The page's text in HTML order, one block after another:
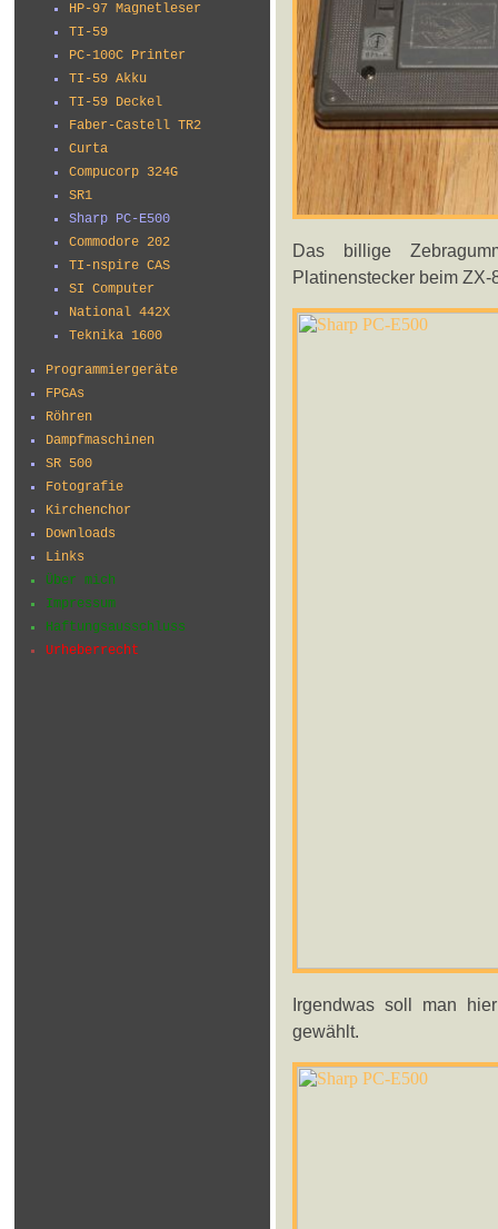
HP-97 Magnetleser
TI-59
PC-100C Printer
TI-59 Akku
TI-59 Deckel
Faber-Castell TR2
Curta
Compucorp 324G
SR1
Sharp PC-E500
Commodore 202
TI-nspire CAS
SI Computer
National 442X
Teknika 1600
Programmiergeräte
FPGAs
Röhren
Dampfmaschinen
SR 500
Fotografie
Kirchenchor
Downloads
Links
Über mich
Impressum
Haftungsausschluss
Urheberrecht
Das billige
Platinenstecker beim ZX-
Irgendwas soll man
gewählt.